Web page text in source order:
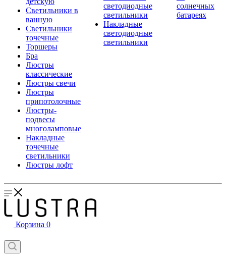
Светильники в
ванную
Светильники
точечные
Торшеры
Бра
Люстры
классические
Люстры свечи
Люстры
припотолочные
Люстры-
подвесы
многоламповые
Накладные
точечные
светильники
Люстры лофт
светодиодные
светильники
Накладные
светодиодные
светильники
солнечных
батареях
Корзина 0